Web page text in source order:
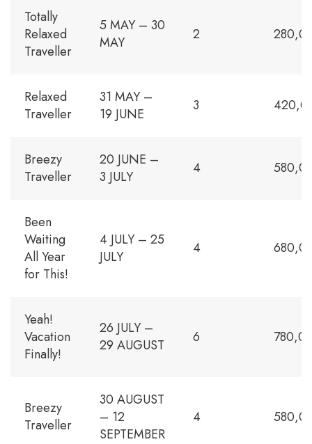
Totally
Relaxed
Traveller
5 MAY – 30
MAY
2
Relaxed
Traveller
31 MAY –
19 JUNE
3
Breezy
Traveller
20 JUNE –
3 JULY
4
Been
Waiting
All Year
for This!
4 JULY – 25
JULY
4
Yeah!
Vacation
Finally!
26 JULY –
29 AUGUST
6
Breezy
Traveller
30 AUGUST
– 12
SEPTEMBER
4